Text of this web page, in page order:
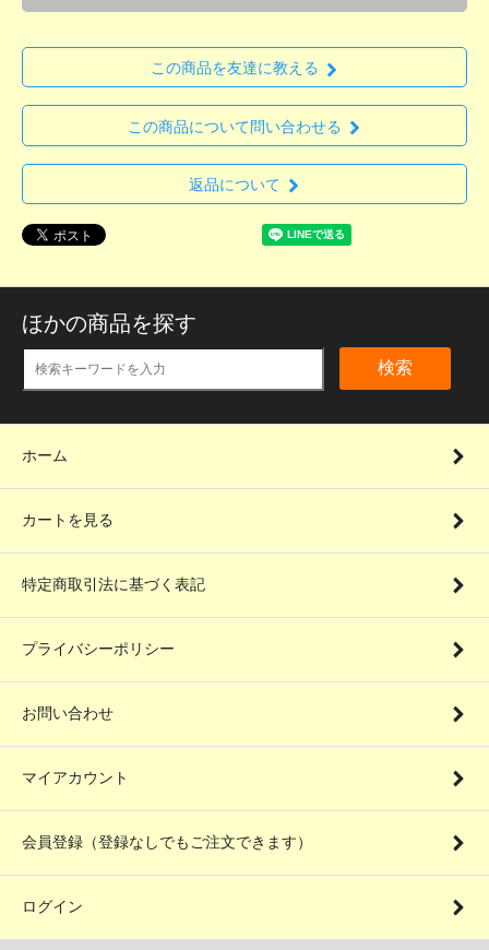
この商品を友達に教える
この商品について問い合わせる
返品について
ほかの商品を探す
検索
ホーム
カートを見る
特定商取引法に基づく表記
プライバシーポリシー
お問い合わせ
マイアカウント
会員登録（登録なしでもご注文できます）
ログイン